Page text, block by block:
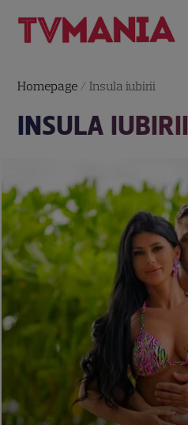
Homepage /Insula iubirii
INSULA IUBIRII